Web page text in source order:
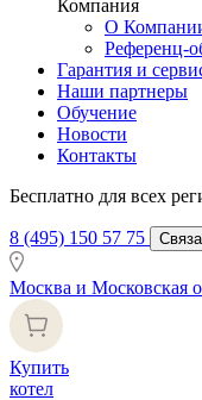
Компания
О
Референц-
Гарантия и
Наши партнеры
Обучение
Новости
Контакты
Бесплатно для всех
8 (495) 150 57 75
Москва и Московская
Купить
котел